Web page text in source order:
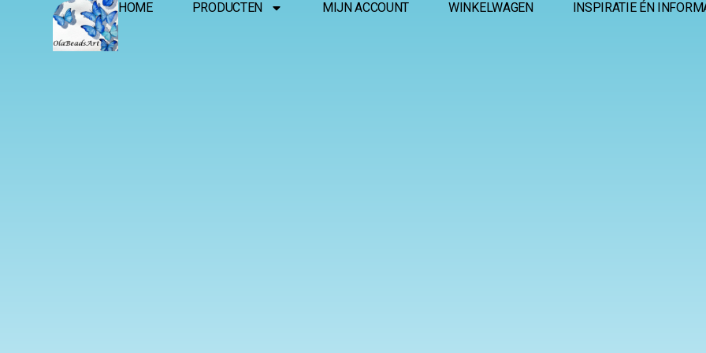
HOME PRODUCTEN MIJN ACCOUNT WINKELWAGEN INSPIRATIE ÉN